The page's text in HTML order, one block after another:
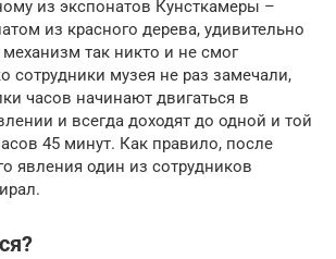
из экспонатов Кунсткамеры –
из красного дерева, удивительно
так никто и не смог
сотрудники музея не раз замечали,
часов начинают двигаться в
и всегда доходят до одной и той
45 минут. Как правило, после
явления один из сотрудников